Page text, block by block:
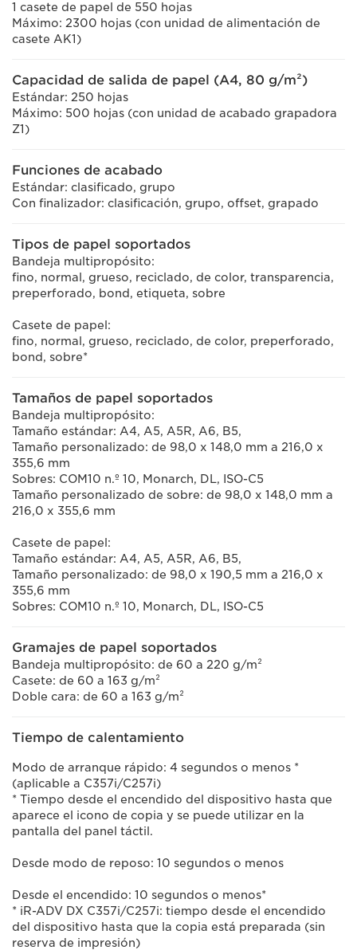
1 casete de papel de 550 hojas
Máximo: 2300 hojas (con unidad de alimentación de
casete AK1)
Capacidad de salida de papel (A4, 80 g/m²)
Estándar: 250 hojas
Máximo: 500 hojas (con unidad de acabado grapadora
Z1)
Funciones de acabado
Estándar: clasificado, grupo
Con finalizador: clasificación, grupo, offset, grapado
Tipos de papel soportados
Bandeja multipropósito:
fino, normal, grueso, reciclado, de color, transparencia,
preperforado, bond, etiqueta, sobre
Casete de papel:
fino, normal, grueso, reciclado, de color, preperforado,
bond, sobre*
Tamaños de papel soportados
Bandeja multipropósito:
Tamaño estándar: A4, A5, A5R, A6, B5,
Tamaño personalizado: de 98,0 x 148,0 mm a 216,0 x
355,6 mm
Sobres: COM10 n.º 10, Monarch, DL, ISO-C5
Tamaño personalizado de sobre: de 98,0 x 148,0 mm a
216,0 x 355,6 mm
Casete de papel:
Tamaño estándar: A4, A5, A5R, A6, B5,
Tamaño personalizado: de 98,0 x 190,5 mm a 216,0 x
355,6 mm
Sobres: COM10 n.º 10, Monarch, DL, ISO-C5
Gramajes de papel soportados
Bandeja multipropósito: de 60 a 220 g/m²
Casete: de 60 a 163 g/m²
Doble cara: de 60 a 163 g/m²
Tiempo de calentamiento
Modo de arranque rápido: 4 segundos o menos *
(aplicable a C357i/C257i)
* Tiempo desde el encendido del dispositivo hasta que
aparece el icono de copia y se puede utilizar en la
pantalla del panel táctil.
Desde modo de reposo: 10 segundos o menos
Desde el encendido: 10 segundos o menos*
* iR-ADV DX C357i/C257i: tiempo desde el encendido
del dispositivo hasta que la copia está preparada (sin
reserva de impresión)